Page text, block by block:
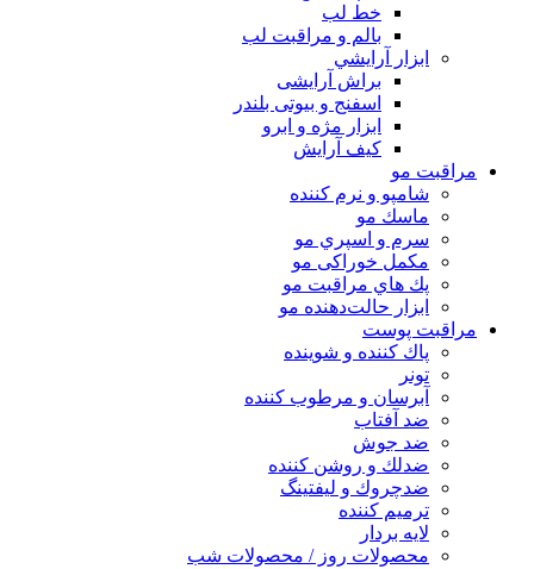
خط لب
بالم و مراقبت لب
ابزار آرايشي
براش آرایشی
اسفنج و بیوتی بلندر
ابزار مژه و ابرو
کیف آرایش
مراقبت مو
شامپو و نرم كننده
ماسك مو
سرم و اسپري مو
مكمل خوراكی مو
پك هاي مراقبت مو
ابزار حالت‌دهنده مو
مراقبت پوست
پاك كننده و شوينده
تونر
آبرسان و مرطوب كننده
ضد آفتاب
ضد جوش
ضدلك و روشن كننده
ضدچروك و ليفتينگ
ترميم كننده
لايه بردار
محصولات روز / محصولات شب